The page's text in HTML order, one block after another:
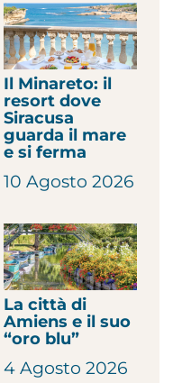
Il Minareto: il
resort dove
Siracusa
guarda il mare
e si ferma
10 Agosto 2026
La città di
Amiens e il suo
“oro blu”
4 Agosto 2026